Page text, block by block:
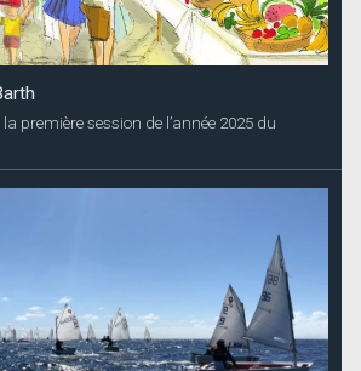
première session de l’année 2025 du